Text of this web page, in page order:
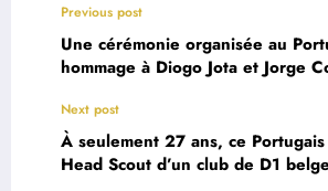
Previous post
Une cérémonie organisée au
hommage à Diogo Jota et Jorge
Next post
À seulement 27 ans, ce
Head Scout d’un club de D1 belge